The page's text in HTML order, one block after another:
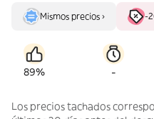
Mismos precios › -
89% -
Los precios tachados